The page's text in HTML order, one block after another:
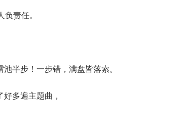
责任。
半步！一步错，满盘皆落索。
多遍主题曲，